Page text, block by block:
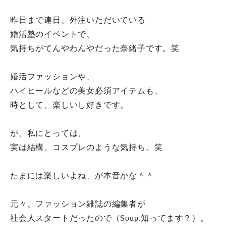
昨日まで連日、外注いただいている
婚活塾のイベントで、
気持ちがてんやわんやだった奈緒子です。笑
婚活ファッションや、
ハイヒールなどの美女必須アイテムも、
時として、楽しいし好きです。
が、私にとっては、
実は結構、コスプレのような気持ち。笑
たまには楽しいよね、が本音かな＾＾
元々、ファッション雑誌の編集者が
社会人スタートだったので（Soup.知ってます？）。